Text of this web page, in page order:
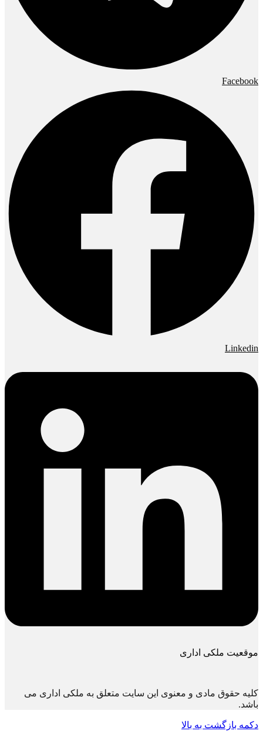
Facebook
Linkedin
موقعیت ملکی اداری
کلیه حقوق مادی و معنوی این سایت متعلق به ملکی اداری می
باشد.
دکمه بازگشت به بالا